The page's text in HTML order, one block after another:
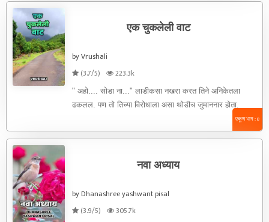
एक चुकलेली वाट
by Vrushali
(3.7/5)
223.3k
" अहो.... सोडा ना..." लाडीकसा नखरा करत तिने अनिकेतला
ढकलल. पण तो तिच्या विरोधाला असा थोडीच जुमाननार होता.
एकूण भाग : 8
नवा अध्याय
by Dhanashree yashwant pisal
(3.9/5)
305.7k